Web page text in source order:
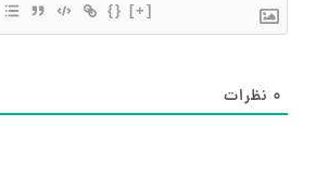
{} [+]
۰ نظرات